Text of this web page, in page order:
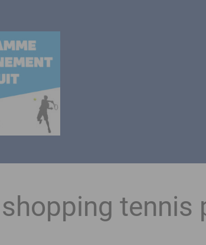
tennis